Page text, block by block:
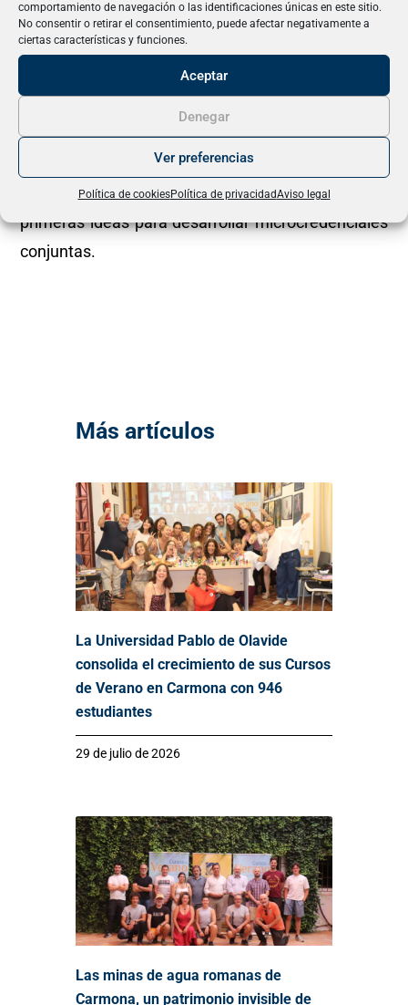
comportamiento de navegación o las identificaciones únicas en este sitio.
No consentir o retirar el consentimiento, puede afectar negativamente a
ciertas características y funciones.
Aceptar
Denegar
Ver preferencias
Política de cookiesPolítica de privacidadAviso legal
colaboración para la difusión de las
microcredenciales universitarias y, en particular,
para dar a conocer la oferta concreta de la
afiliadas de UGT. Además, desde las distintas
federaciones se han trasladado las necesidades
de formación específicas y se han establecido las
primeras ideas para desarrollar microcredenciales
conjuntas.
Más artículos
La Universidad Pablo de Olavide
consolida el crecimiento de sus Cursos
de Verano en Carmona con 946
estudiantes
29 de julio de 2026
Las minas de agua romanas de
Carmona, un patrimonio invisible de